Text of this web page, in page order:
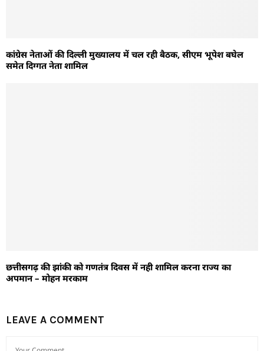
कांग्रेस नेताओं की दिल्ली मुख्यालय में चल रही बैठक, सीएम भूपेश बघेल
समेत दिग्गत नेता शामिल
छत्तीसगढ़ की झांकी को गणतंत्र दिवस में नही शामिल करना राज्य का
अपमान – मोहन मरकाम
LEAVE A COMMENT